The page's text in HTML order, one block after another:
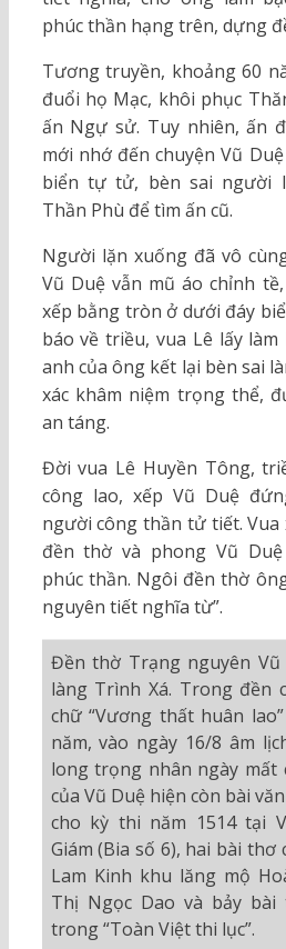
phúc thần hạng trên, dựng
Tương truyền, khoảng 60
đuổi họ Mạc, khôi phục
ấn Ngự sử. Tuy nhiên, ấn
mới nhớ đến chuyện Vũ
biển tự tử, bèn sai người
Thần Phù để tìm ấn cũ.
Người lặn xuống đã vô
Vũ Duệ vẫn mũ áo chỉnh
xếp bằng tròn ở dưới đáy
báo về triều, vua Lê lấy
anh của ông kết lại bèn sai
xác khâm niệm trọng thể,
an táng.
Đời vua Lê Huyền Tông,
công lao, xếp Vũ Duệ
người công thần tử tiết. Vua
đền thờ và phong Vũ
phúc thần. Ngôi đền thờ
nguyên tiết nghĩa từ”.
Đền thờ Trạng nguyên
làng Trình Xá. Trong đền
chữ “Vương thất huân
năm, vào ngày 16/8 âm
long trọng nhân ngày mất
của Vũ Duệ hiện còn bài
cho kỳ thi năm 1514 tại
Giám (Bia số 6), hai bài
Lam Kinh khu lăng mộ
Thị Ngọc Dao và bảy bài
trong “Toàn Việt thi lục”.